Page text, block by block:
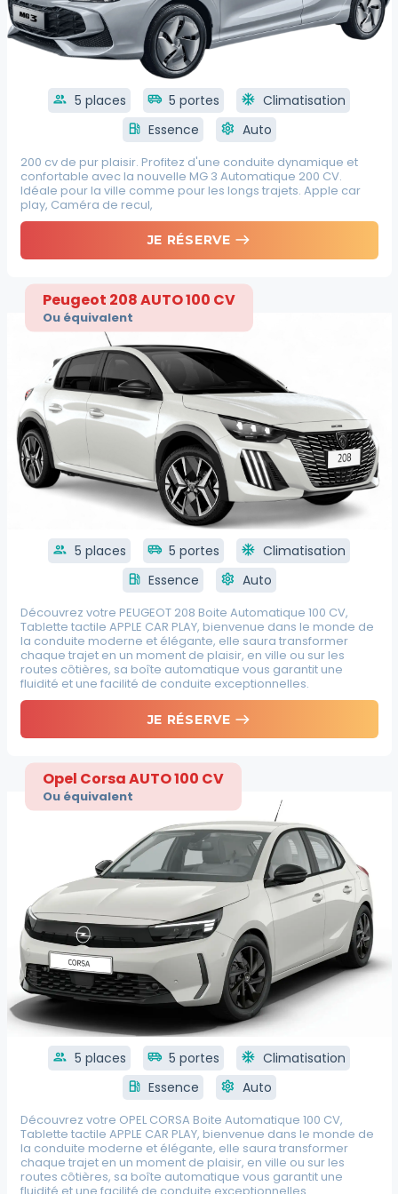
group 5 places airport_shuttle 5 portes ac_unit Climatisation
local_gas_station Essence settings Auto
200 cv de pur plaisir. Profitez d'une conduite dynamique et
confortable avec la nouvelle MG 3 Automatique 200 CV.
Idéale pour la ville comme pour les longs trajets. Apple car
play, Caméra de recul,
JE RÉSERVE east
Peugeot 208 AUTO 100 CV
Ou équivalent
group 5 places airport_shuttle 5 portes ac_unit Climatisation
local_gas_station Essence settings Auto
Découvrez votre PEUGEOT 208 Boite Automatique 100 CV,
Tablette tactile APPLE CAR PLAY, bienvenue dans le monde de
la conduite moderne et élégante, elle saura transformer
chaque trajet en un moment de plaisir, en ville ou sur les
routes côtières, sa boîte automatique vous garantit une
fluidité et une facilité de conduite exceptionnelles.
JE RÉSERVE east
Opel Corsa AUTO 100 CV
Ou équivalent
group 5 places airport_shuttle 5 portes ac_unit Climatisation
local_gas_station Essence settings Auto
Découvrez votre OPEL CORSA Boite Automatique 100 CV,
Tablette tactile APPLE CAR PLAY, bienvenue dans le monde de
la conduite moderne et élégante, elle saura transformer
chaque trajet en un moment de plaisir, en ville ou sur les
routes côtières, sa boîte automatique vous garantit une